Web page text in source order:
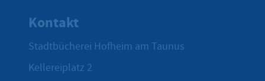
Kontakt
Stadtbücherei Hofheim am Taunus
Kellereiplatz 2